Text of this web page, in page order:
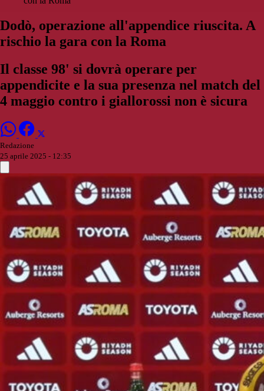
Dodò, operazione all'appendice riuscita. A
rischio la gara con la Roma
Il classe 98' si dovrà operare per
appendicite e la sua presenza nel match del
4 maggio contro i giallorossi non è sicura
Redazione
25 aprile 2025 - 12:35